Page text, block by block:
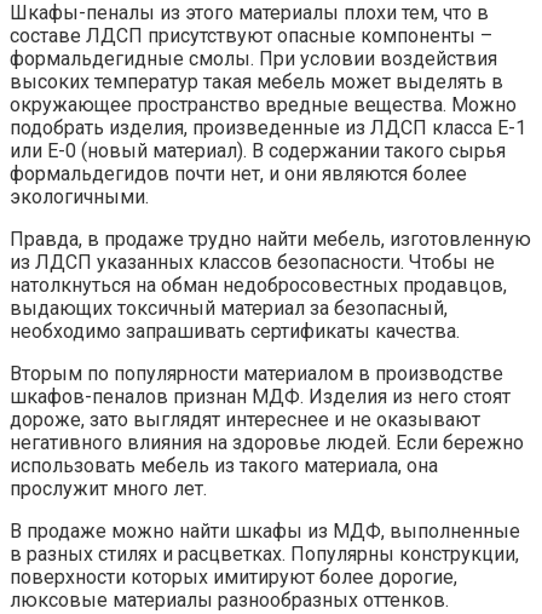
Шкафы-пеналы из этого материалы плохи тем, что в
составе ЛДСП присутствуют опасные компоненты –
формальдегидные смолы. При условии воздействия
высоких температур такая мебель может выделять в
окружающее пространство вредные вещества. Можно
подобрать изделия, произведенные из ЛДСП класса Е-1
или Е-0 (новый материал). В содержании такого сырья
формальдегидов почти нет, и они являются более
экологичными.
Правда, в продаже трудно найти мебель, изготовленную
из ЛДСП указанных классов безопасности. Чтобы не
натолкнуться на обман недобросовестных продавцов,
выдающих токсичный материал за безопасный,
необходимо запрашивать сертификаты качества.
Вторым по популярности материалом в производстве
шкафов-пеналов признан МДФ. Изделия из него стоят
дороже, зато выглядят интереснее и не оказывают
негативного влияния на здоровье людей. Если бережно
использовать мебель из такого материала, она
прослужит много лет.
В продаже можно найти шкафы из МДФ, выполненные
в разных стилях и расцветках. Популярны конструкции,
поверхности которых имитируют более дорогие,
люксовые материалы разнообразных оттенков.